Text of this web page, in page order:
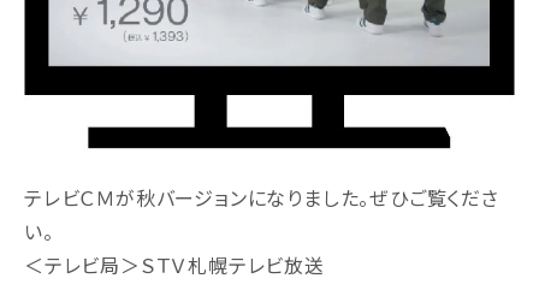
テレビＣＭが秋バージョンになりました。ぜひご覧くださ
い。
＜テレビ局＞ＳＴＶ札幌テレビ放送